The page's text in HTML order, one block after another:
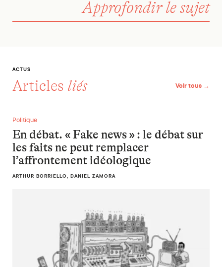
Approfondir le sujet
ACTUS
Articles liés Voir tous →
En débat. « Fake news » : le débat sur les faits ne peut
Politique
En débat. « Fake news » : le débat sur
les faits ne peut remplacer
l’affrontement idéologique
ARTHUR BORRIELLO, DANIEL ZAMORA